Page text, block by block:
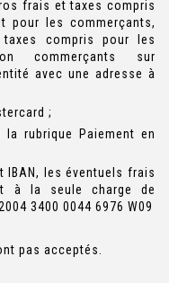
frais et taxes compris
pour les commerçants,
compris pour les
commerçants sur
avec une adresse à
;
rubrique Paiement en
IBAN, les éventuels frais
à la seule charge de
3400 0044 6976 W09
pas acceptés.